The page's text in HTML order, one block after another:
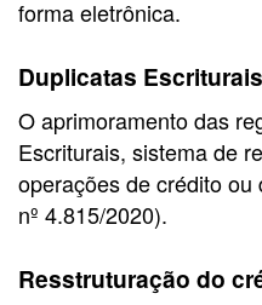
forma eletrônica.
Duplicatas Escriturais
O aprimoramento das
Escriturais, sistema de
operações de crédito
nº 4.815/2020).
Resstruturação do